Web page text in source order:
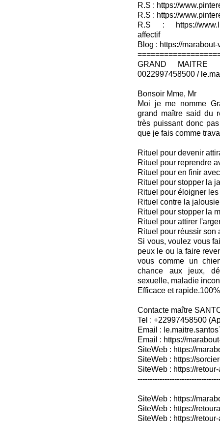
R.S : https://
R.S : https://
R.S : https://
affectif
Blog : https://
GRAND MAITRE
0022997458500 /
Bonsoir Mme, Mr
Moi je me nomme
grand maître said du
très puissant donc
que je fais comme
Rituel pour devenir
Rituel pour reprendre
Rituel pour en finir
Rituel pour stopper la
Rituel pour éloigner
Rituel contre la
Rituel pour stopper la
Rituel pour attirer
Rituel pour réussir son
Si vous, voulez vous
peux le ou la faire
vous comme un
chance aux jeux,
sexuelle, maladie
Efficace et
Contacte maître
Tel : +22997458500
Email :
Email : https://
SiteWeb : https://
SiteWeb : https://
SiteWeb : https://
SiteWeb : https://
SiteWeb : https://
SiteWeb : https://